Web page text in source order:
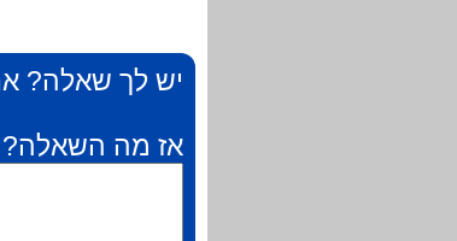
יש לך שאלה?
אז מה השאלה?